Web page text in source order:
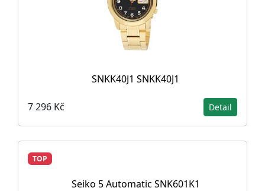
SNKK40J1 SNKK40J1
7 296 Kč Detail
TOP
Seiko 5 Automatic SNK601K1